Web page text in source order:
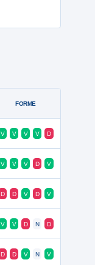
FORME
V V V V D
V V V D V
D D V D V
V V D N D
D D V N V